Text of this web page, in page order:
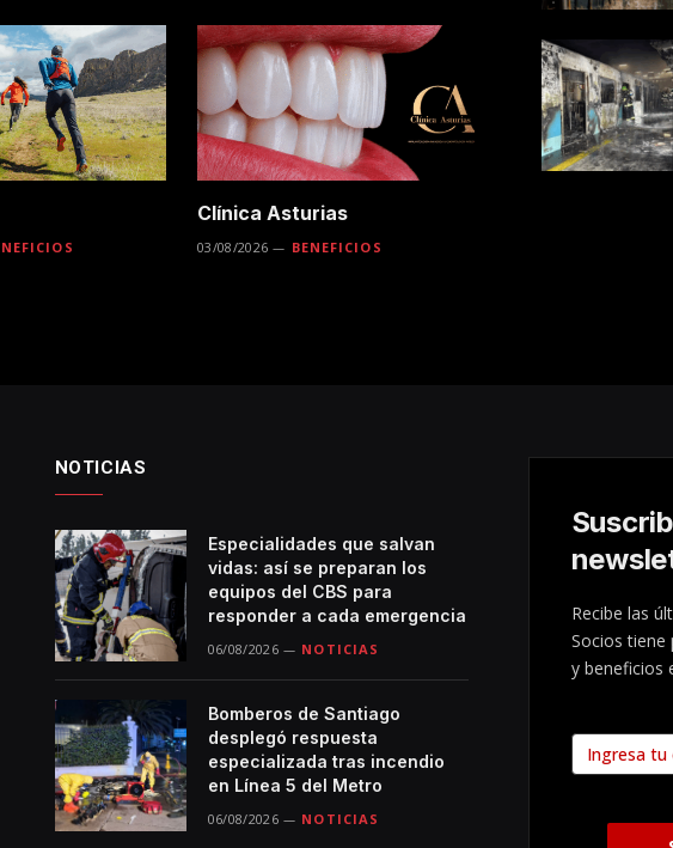
Clínica Asturias
03/08/2026 BENEFICIOS
NOTICIAS
Especialidades que salvan
vidas: así se preparan los
equipos del CBS para
responder a cada emergencia
06/08/2026 NOTICIAS
Bomberos de Santiago
desplegó respuesta
especializada tras incendio
en Línea 5 del Metro
06/08/2026 NOTICIAS
Recibe las
Socios tiene
y beneficios